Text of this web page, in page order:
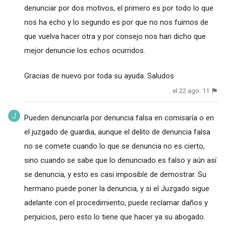
denunciar por dos motivos, el primero es por todo lo que
nos ha echo y lo segundo es por que no nos fuimos de
que vuelva hacer otra y por consejo nos han dicho que
mejor denuncie los echos ocurridos.
Gracias de nuevo por toda su ayuda. Saludos
el 22 ago. 11
Pueden denunciarla por denuncia falsa en comisaría o en
el juzgado de guardia, aunque el delito de denuncia falsa
no se comete cuando lo que se denuncia no es cierto,
sino cuando se sabe que lo denunciado es falso y aún así
se denuncia, y esto es casi imposible de demostrar. Su
hermano puede poner la denuncia, y si el Juzgado sigue
adelante con el procedimiento, puede reclamar daños y
perjuicios, pero esto lo tiene que hacer ya su abogado.